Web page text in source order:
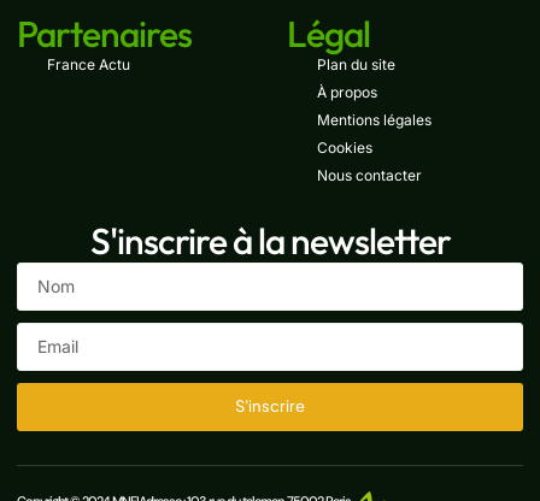
Partenaires
France Actu
Légal
Plan du site
À propos
Mentions légales
Cookies
Nous contacter
S'inscrire à la newsletter
S'inscrire